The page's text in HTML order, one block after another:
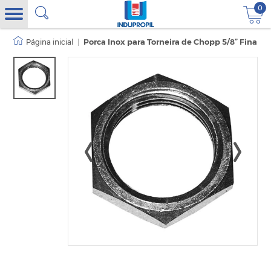
0
Porca Inox para Torneira de Chopp 5/8” Fina